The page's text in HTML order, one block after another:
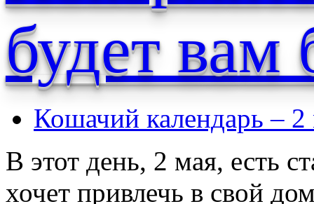
будет вам
Кошачий календарь – 2
В этот день, 2 мая, есть
хочет привлечь в свой